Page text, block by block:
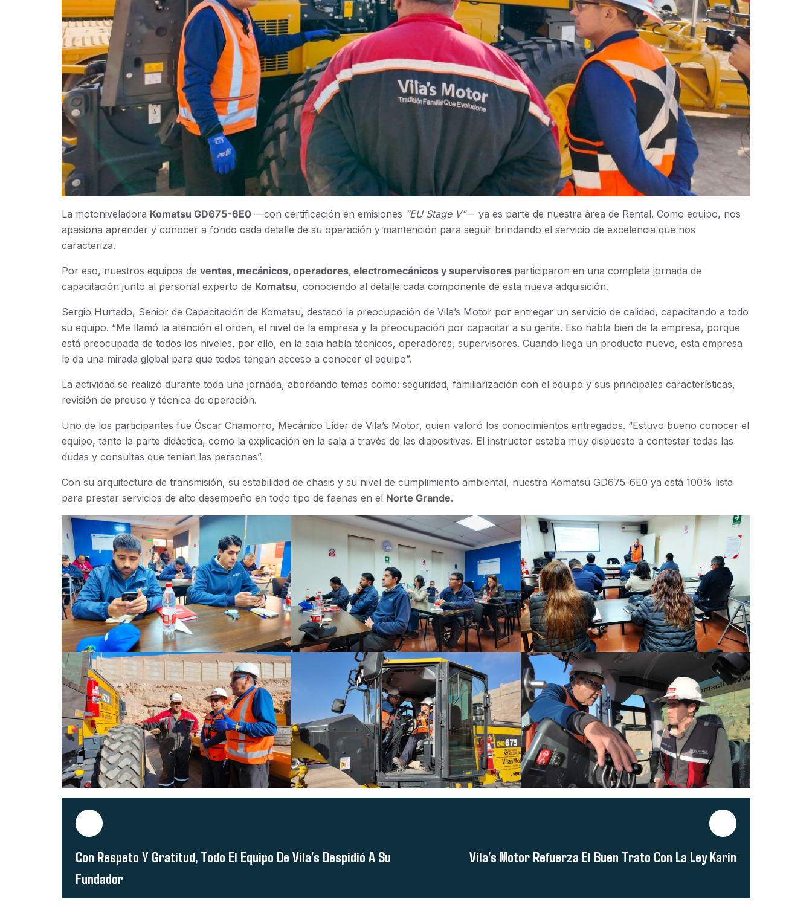
La motoniveladora Komatsu GD675-6E0 —con certificación en emisiones “EU Stage V”— ya es parte de nuestra área de Rental. Como equipo, nos
apasiona aprender y conocer a fondo cada detalle de su operación y mantención para seguir brindando el servicio de excelencia que nos
caracteriza.
Por eso, nuestros equipos de ventas, mecánicos, operadores, electromecánicos y supervisores participaron en una completa jornada de
capacitación junto al personal experto de Komatsu, conociendo al detalle cada componente de esta nueva adquisición.
Sergio Hurtado, Senior de Capacitación de Komatsu, destacó la preocupación de Vila’s Motor por entregar un servicio de calidad, capacitando a todo
su equipo. “Me llamó la atención el orden, el nivel de la empresa y la preocupación por capacitar a su gente. Eso habla bien de la empresa, porque
está preocupada de todos los niveles, por ello, en la sala había técnicos, operadores, supervisores. Cuando llega un producto nuevo, esta empresa
le da una mirada global para que todos tengan acceso a conocer el equipo”.
La actividad se realizó durante toda una jornada, abordando temas como: seguridad, familiarización con el equipo y sus principales características,
revisión de preuso y técnica de operación.
Uno de los participantes fue Óscar Chamorro, Mecánico Líder de Vila’s Motor, quien valoró los conocimientos entregados. “Estuvo bueno conocer el
equipo, tanto la parte didáctica, como la explicación en la sala a través de las diapositivas. El instructor estaba muy dispuesto a contestar todas las
dudas y consultas que tenían las personas”.
Con su arquitectura de transmisión, su estabilidad de chasis y su nivel de cumplimiento ambiental, nuestra Komatsu GD675-6E0 ya está 100% lista
para prestar servicios de alto desempeño en todo tipo de faenas en el Norte Grande.
Con Respeto Y Gratitud, Todo El Equipo De Vila’s Despidió A Su
Fundador
Vila’s Motor Refuerza El Buen Trato Con La Ley Karin